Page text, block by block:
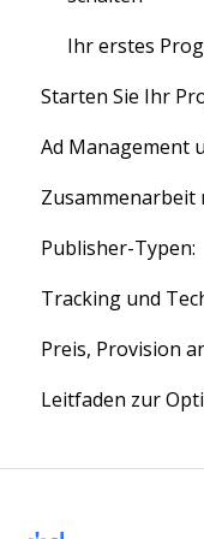
Ihr erstes
Starten Sie Ihr
Ihr Programm
Ad Management
Produkt Feeds
Text Links
Image Ads
Voucher und
HTML Ads
Tradedoublers
Affiliate
Publisher-Typen:
Tracking und
Statistiken
Cookies
Preis, Provision
Monatliche
Leitfaden zur
Kampagne